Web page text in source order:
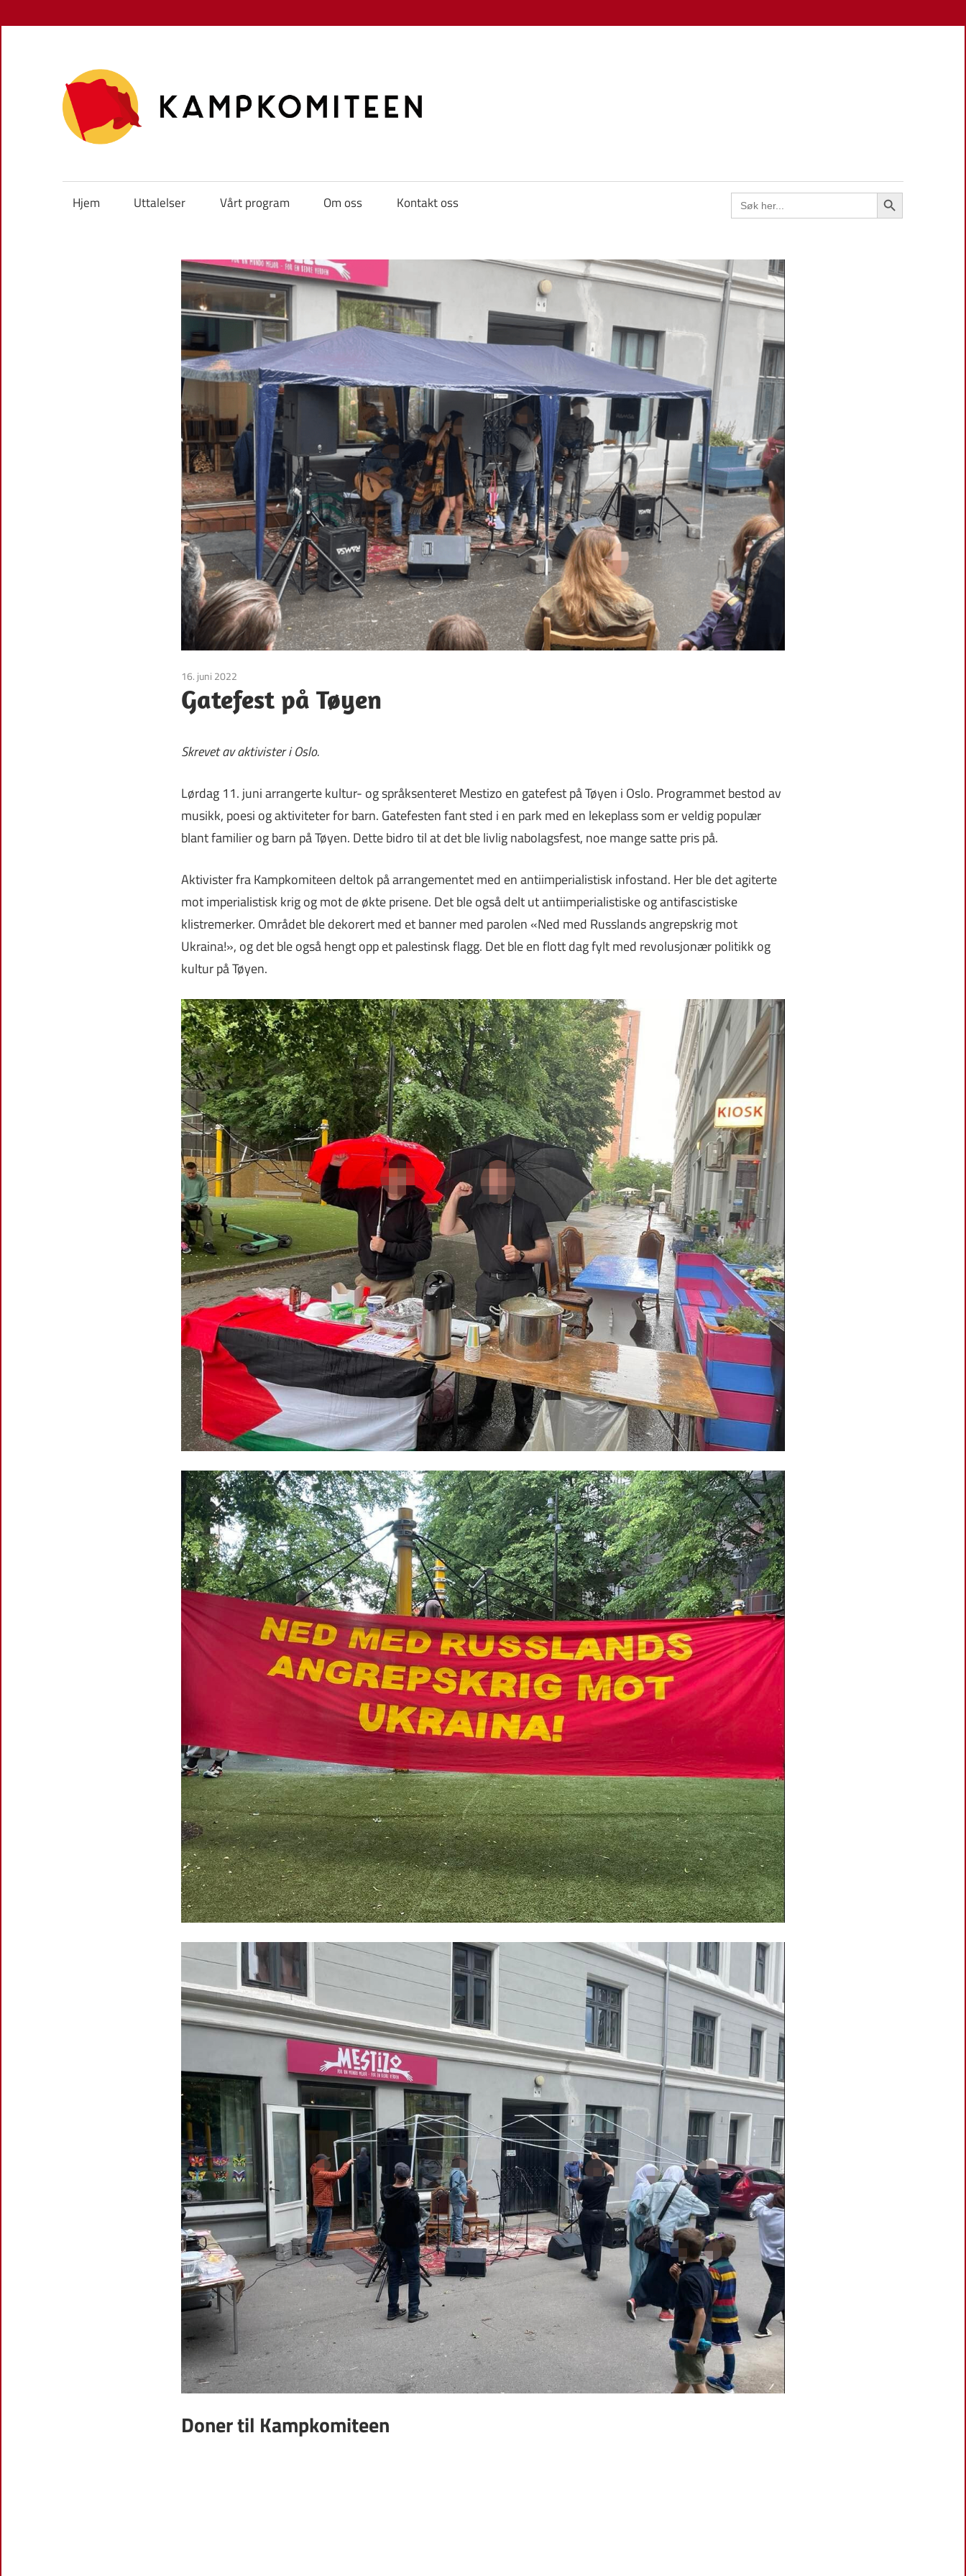
content
Hjem Uttalelser Vårt program Om oss Kontakt oss Search
for:
Search Button
16. juni 2022
Gatefest på Tøyen
Skrevet av aktivister i Oslo.
Lørdag 11. juni arrangerte kultur- og språksenteret Mestizo en gatefest på Tøyen i Oslo. Programmet bestod av
musikk, poesi og aktiviteter for barn. Gatefesten fant sted i en park med en lekeplass som er veldig populær
blant familier og barn på Tøyen. Dette bidro til at det ble livlig nabolagsfest, noe mange satte pris på.
Aktivister fra Kampkomiteen deltok på arrangementet med en antiimperialistisk infostand. Her ble det agiterte
mot imperialistisk krig og mot de økte prisene. Det ble også delt ut antiimperialistiske og antifascistiske
klistremerker. Området ble dekorert med et banner med parolen «Ned med Russlands angrepskrig mot
Ukraina!», og det ble også hengt opp et palestinsk flagg. Det ble en flott dag fylt med revolusjonær politikk og
kultur på Tøyen.
Doner til Kampkomiteen